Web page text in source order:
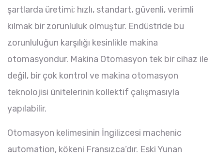
şartlarda üretimi; hızlı, standart, güvenli, verimli
kılmak bir zorunluluk olmuştur. Endüstride bu
zorunluluğun karşılığı kesinlikle makina
otomasyondur. Makina Otomasyon tek bir cihaz ile
değil, bir çok kontrol ve makina otomasyon
teknolojisi ünitelerinin kollektif çalışmasıyla
yapılabilir.
Otomasyon kelimesinin İngilizcesi machenic
automation, kökeni Fransızca’dır. Eski Yunan